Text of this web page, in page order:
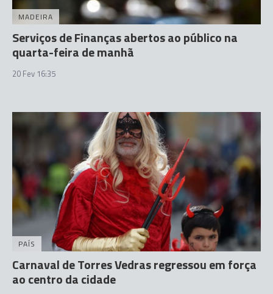
MADEIRA
Serviços de Finanças abertos ao público na
quarta-feira de manhã
20 Fev 16:35
PAÍS
Carnaval de Torres Vedras regressou em força
ao centro da cidade